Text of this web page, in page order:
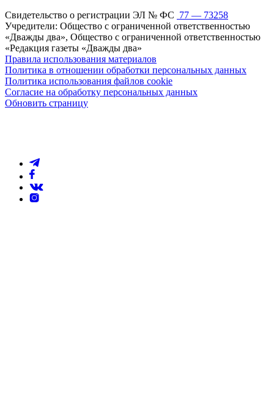
Свидетельство о регистрации ЭЛ № ФС 77 — 73258
Учредители: Общество с ограниченной ответственностью
«Дважды два», Общество с ограниченной ответственностью
«Редакция газеты «Дважды два»
Правила использования материалов
Политика в отношении обработки персональных данных
Политика использования файлов cookie
Согласие на обработку персональных данных
Обновить страницу